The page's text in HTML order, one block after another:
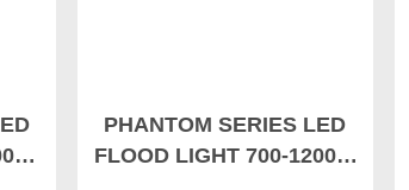
PHANTOM SERIES LED
FLOOD LIGHT 700-1200W